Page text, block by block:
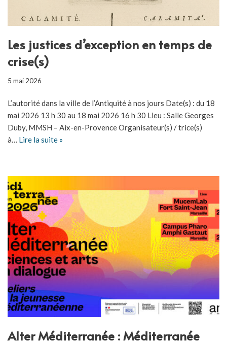
Les justices d’exception en temps de
crise(s)
5 mai 2026
L’autorité dans la ville de l’Antiquité à nos jours Date(s) : du 18
mai 2026 13 h 30 au 18 mai 2026 16 h 30 Lieu : Salle Georges
Duby, MMSH – Aix-en-Provence Organisateur(s) / trice(s)
à… Lire la suite »
Alter Méditerranée : Méditerranée